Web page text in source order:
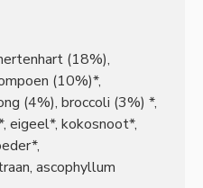
(18%),
(10%)*,
(4%), broccoli (3%) *,
eigeel*, kokosnoot*,
ascophyllum